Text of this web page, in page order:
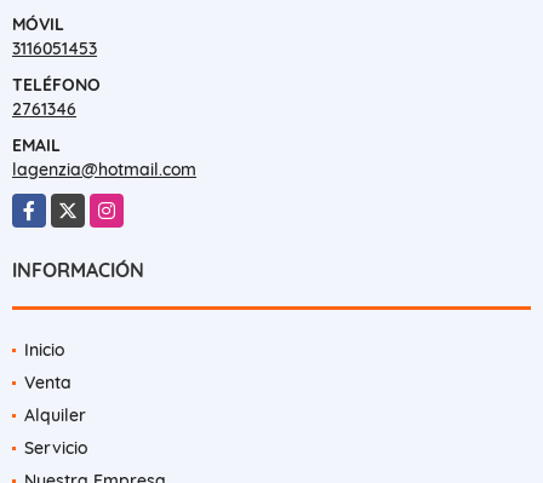
MÓVIL
3116051453
TELÉFONO
2761346
EMAIL
lagenzia@hotmail.com
Facebook
X Instagram
INFORMACIÓN
Inicio
Venta
Alquiler
Servicio